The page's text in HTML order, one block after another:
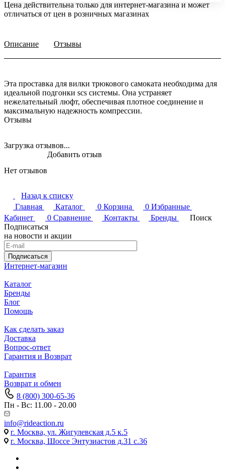
Цена действительна только для интернет-магазина и может
отличаться от цен в розничных магазинах
Описание Отзывы
Эта проставка для вилки трюкового самоката необходима для
идеальной подгонки scs системы. Она устраняет
нежелательный люфт, обеспечивая плотное соединение и
максимальную надежность компрессии.
Отзывы
Загрузка отзывов...
Нет отзывов
Добавить отзыв
Назад к списку
Главная
Каталог 0 Корзина 0 Избранные
Кабинет
0 Сравнение Контакты Бренды
Поиск
Подписаться
на новости и акции
Подписаться
Интернет-магазин
Каталог
Бренды
Блог
Помощь
Как сделать заказ
Доставка
Вопрос-ответ
Гарантия и Возврат
Гарантия
Возврат и обмен
8 (800) 300-65-36
Пн - Вс: 11.00 - 20.00
info@rideaction.ru
г. Москва, ул. Жигулевская д.5 к.5
г. Москва, Шоссе Энтузиастов д.31 с.36